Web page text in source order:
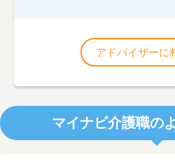
アドバイザーに
マイナビ介護職の